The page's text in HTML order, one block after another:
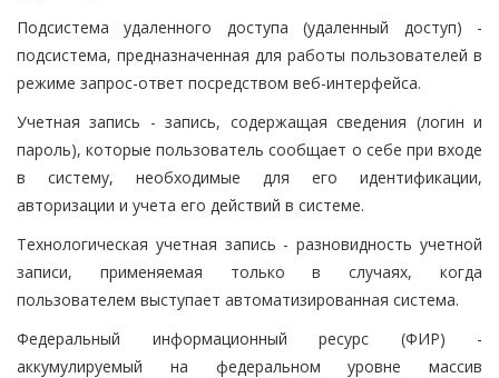
Подсистема удаленного доступа (удаленный доступ) -
подсистема, предназначенная для работы пользователей в
режиме запрос-ответ посредством веб-интерфейса.
Учетная запись - запись, содержащая сведения (логин и
пароль), которые пользователь сообщает о себе при входе
в систему, необходимые для его идентификации,
авторизации и учета его действий в системе.
Технологическая учетная запись - разновидность учетной
записи, применяемая только в случаях, когда
пользователем выступает автоматизированная система.
Федеральный информационный ресурс (ФИР) -
аккумулируемый на федеральном уровне массив